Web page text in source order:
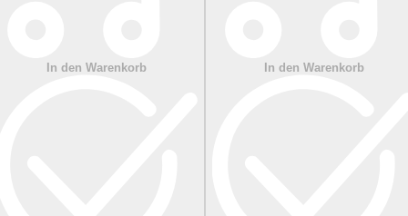
In den Warenkorb In den Warenkorb